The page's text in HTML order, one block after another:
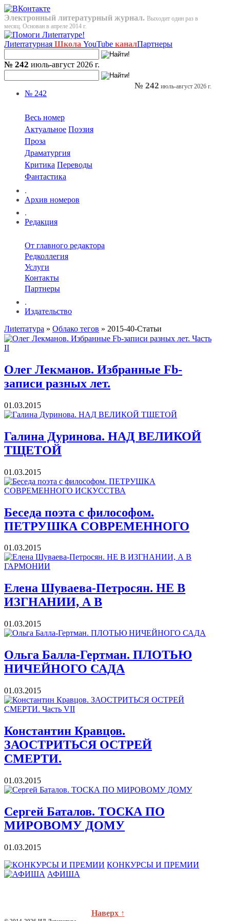
Электронный литературный журнал. Выходит один раз в
месяц. Основан в апреле 2014 г.
Лиterraтурная Школа YouTube каналПартнеры
№ 242 июль-август 2026 г.
№ 242
Весь номер
Актуальное Поэзия
Проза
Драматургия
Критика Переводы
Фантастика
.
Архив номеров
.
Редакция
От главного редактора
Редколлегия
Услуги
Контакты
Партнеры
.
Издательство
№ 242 июль-август 2026 г.
Лиterraтура » Облако тегов » 2015-40-Статьи
Олег Лекманов. Избранные Fb-
записи разных лет.
01.03.2015
Галина Дуринова. НАД ВЕЛИКОЙ
ТЩЕТОЙ
01.03.2015
Беседа поэта с философом.
ПЕТРУШКА СОВРЕМЕННОГО
01.03.2015
Елена Шуваева-Петросян. НЕ В
ИЗГНАНИИ, А В
01.03.2015
Ольга Балла-Гертман. ПЛОТЬЮ
НИЧЕЙНОГО САДА
01.03.2015
Константин Кравцов.
ЗАОСТРИТЬСЯ ОСТРЕЙ
СМЕРТИ.
01.03.2015
Cергей Баталов. ТОСКА ПО
МИРОВОМУ ДОМУ
01.03.2015
КОНКУРСЫ И ПРЕМИИ
АФИША
Наверх ↑